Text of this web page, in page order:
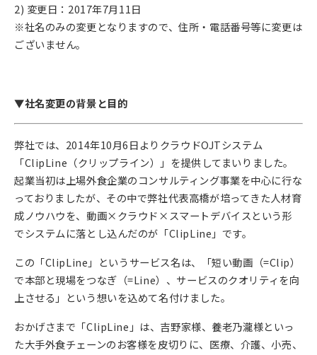
2) 変更日：2017年7月11日
※社名のみの変更となりますので、住所・電話番号等に変更は
ございません。
▼社名変更の背景と目的
弊社では、2014年10月6日よりクラウドOJTシステム
「ClipLine（クリップライン）」を提供してまいりました。
起業当初は上場外食企業のコンサルティング事業を中心に行な
っておりましたが、その中で弊社代表高橋が培ってきた人材育
成ノウハウを、動画×クラウド×スマートデバイスという形
でシステムに落とし込んだのが「ClipLine」です。
この「ClipLine」というサービス名は、「短い動画（=Clip）
で本部と現場をつなぎ（=Line）、サービスのクオリティを向
上させる」という想いを込めて名付けました。
おかげさまで「ClipLine」は、吉野家様、養老乃瀧様といっ
た大手外食チェーンのお客様を皮切りに、医療、介護、小売、